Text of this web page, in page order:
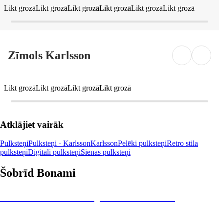
Likt grozāLikt grozāLikt grozāLikt grozāLikt grozāLikt grozā
Zīmols Karlsson
Likt grozāLikt grozāLikt grozāLikt grozā
Atklājiet vairāk
PulksteņiPulksteņi · KarlssonKarlssonPelēki pulksteņiRetro stila
pulksteņiDigitāli pulksteņiSienas pulksteņi
Šobrīd Bonami